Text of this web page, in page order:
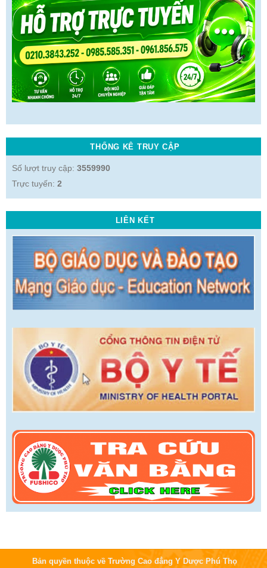
THỐNG KÊ TRUY CẬP
Số lượt truy cập: 3559990
Trực tuyến: 2
LIÊN KẾT
Bản quyền thuộc về Trường Cao đẳng Y Dược Phú Thọ